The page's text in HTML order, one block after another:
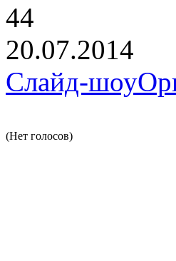
44
20.07.2014
Слайд-шоу
(Нет голосов)